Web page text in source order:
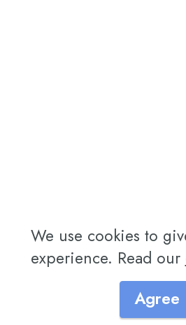
We use cookies to
experience. Read our
Agree